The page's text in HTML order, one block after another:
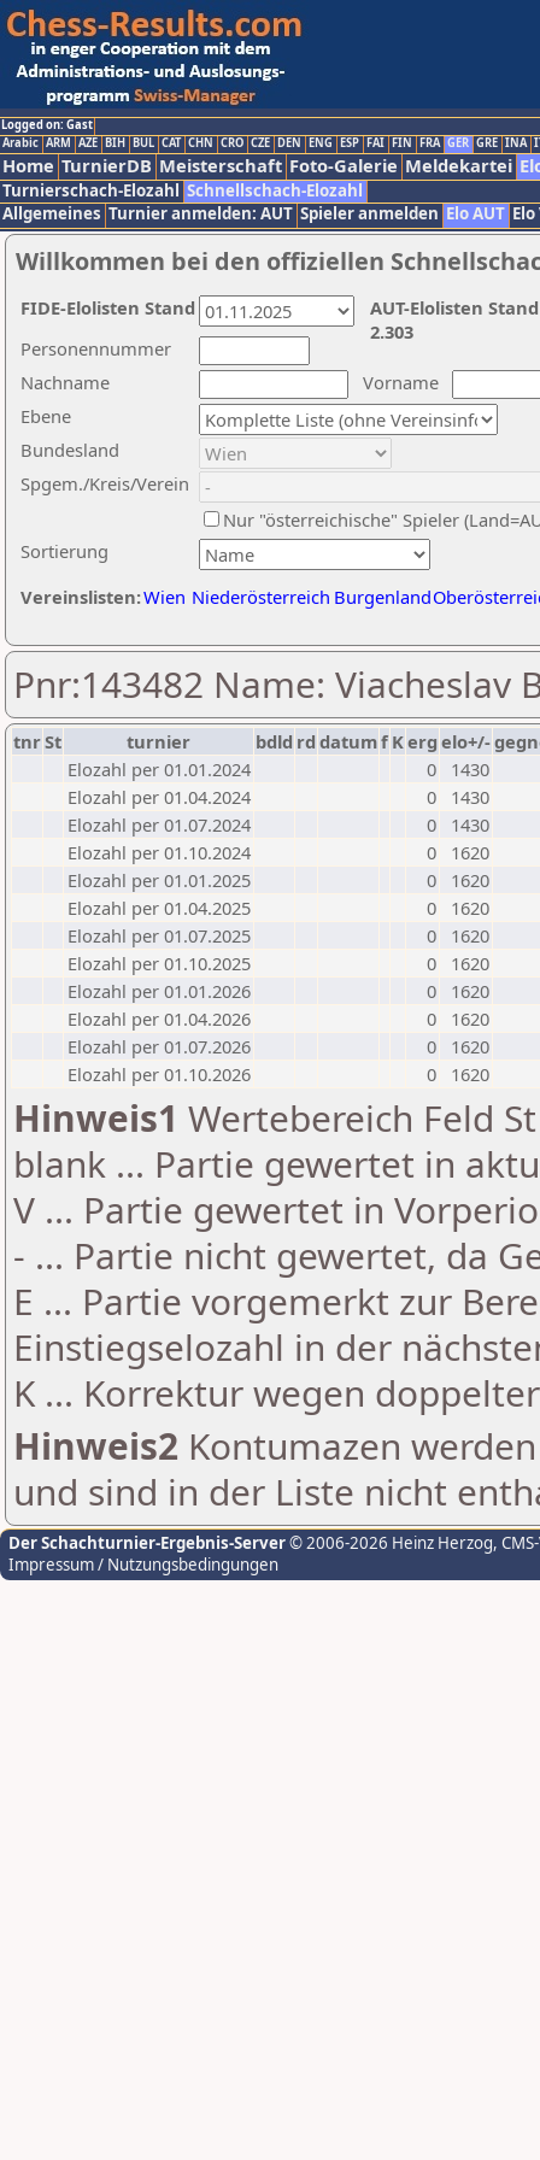
Logged on: Gast
Arabic ARM AZE BIH BUL CAT CHN CRO CZE DEN ENG ESP FAI FIN FRA GER GRE INA
Home TurnierDB Meisterschaft Foto-Galerie Meldekartei
Turnierschach-Elozahl Schnellschach-Elozahl
Allgemeines Turnier anmelden: AUT Spieler anmelden Elo AUT
Willkommen bei den offiziellen
Nachname
Vorname
Ebene
Sortierung
Personennummer
Bundesland
Spgem./Kreis/Verein
Nur "österreichische" Spieler
Vereinslisten:Wien Niederösterreich Burgenland
AUT-Elolisten
2.303
FIDE-Elolisten Stand
Pnr:143482 Name: Viacheslav
tnrSt turnier bdld rd datumf Kerg elo+/-
Elozahl per 01.01.2024
0
1430
Elozahl per 01.04.2024
0
1430
Elozahl per 01.07.2024
0
1430
Elozahl per 01.10.2024
0
1620
Elozahl per 01.01.2025
0
1620
Elozahl per 01.04.2025
0
1620
Elozahl per 01.07.2025
0
1620
Elozahl per 01.10.2025
0
1620
Elozahl per 01.01.2026
0
1620
Elozahl per 01.04.2026
0
1620
Elozahl per 01.07.2026
0
1620
Elozahl per 01.10.2026
0 1620
Hinweis1 Wertebereich Feld
blank ... Partie gewertet in
V ... Partie gewertet in
- ... Partie nicht gewertet, da
E ... Partie vorgemerkt zur
Einstiegselozahl in der
K ... Korrektur wegen
Hinweis2 Kontumazen
und sind in der Liste nicht
Der Schachturnier-Ergebnis-Server© 2006-2026 Heinz Herzog,
Impressum / Nutzungsbedingungen